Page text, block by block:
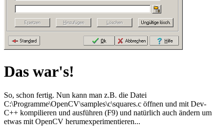
Das war's!
So, schon fertig. Nun kann man z.B. die Datei
C:\Programme\OpenCV\samples\c\squares.c öffnen und mit Dev-
C++ kompilieren und ausführen (F9) und natürlich auch ändern um
etwas mit OpenCV herumexperimentieren...